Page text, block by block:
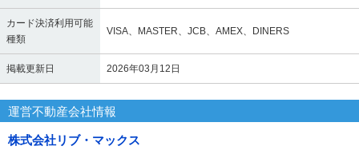
カード決済利用可能
種類
VISA、MASTER、JCB、AMEX、DINERS
掲載更新日 2026年03月12日
運営不動産会社情報
株式会社リブ・マックス